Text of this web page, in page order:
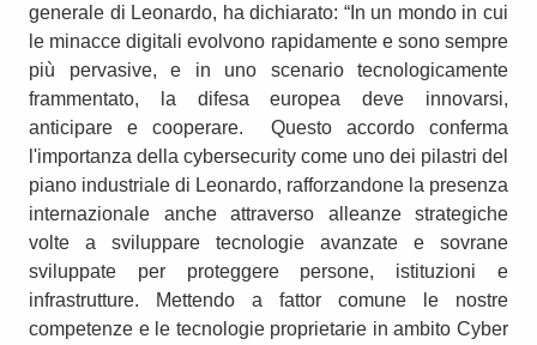
generale di Leonardo, ha dichiarato: “In un mondo in cui
le minacce digitali evolvono rapidamente e sono sempre
più pervasive, e in uno scenario tecnologicamente
frammentato, la difesa europea deve innovarsi,
anticipare e cooperare. Questo accordo conferma
l'importanza della cybersecurity come uno dei pilastri del
piano industriale di Leonardo, rafforzandone la presenza
internazionale anche attraverso alleanze strategiche
volte a sviluppare tecnologie avanzate e sovrane
sviluppate per proteggere persone, istituzioni e
infrastrutture. Mettendo a fattor comune le nostre
competenze e le tecnologie proprietarie in ambito Cyber